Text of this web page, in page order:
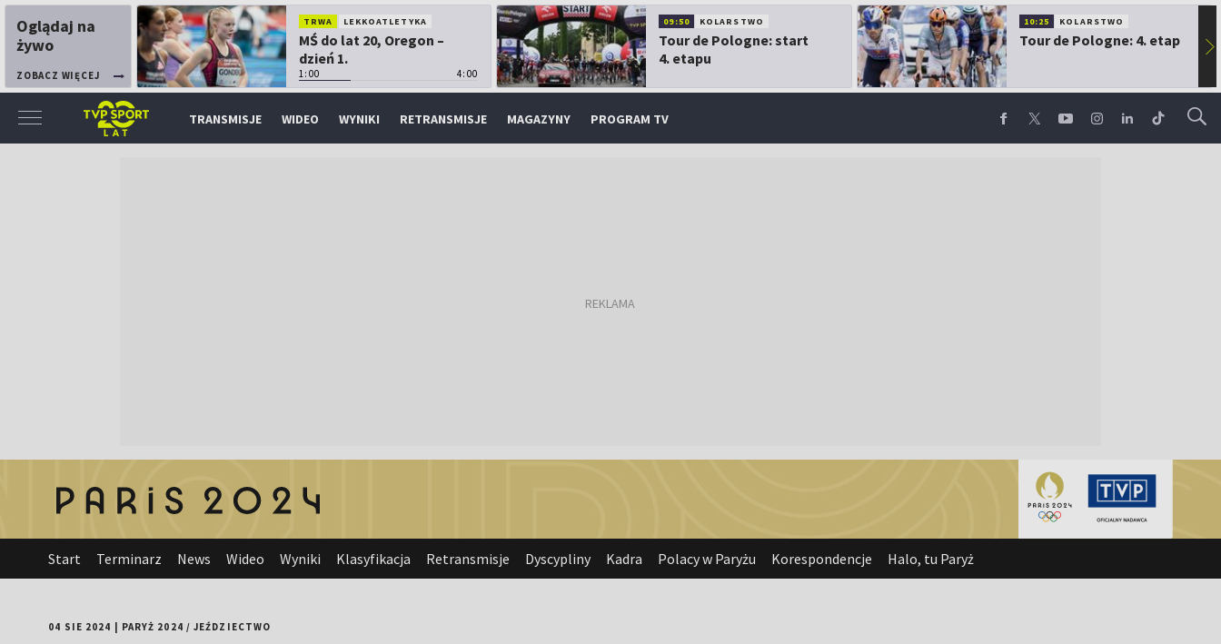
Oglądaj na
żywo
ZOBACZ WIĘCEJ
TRWA LEKKOATLETYKA
MŚ do lat 20, Oregon –
dzień 1.
1:00 4:00
09:50 KOLARSTWO
Tour de Pologne: start
4. etapu
10:25 KOLARSTWO
Tour de Pologne: 4. etap ▶
TRANSMISJE WIDEO WYNIKI RETRANSMISJE MAGAZYNY PROGRAM TV
Start Terminarz News Wideo Wyniki Klasyfikacja Retransmisje Dyscypliny Kadra Polacy w Paryżu Korespondencje Halo, tu Paryż
04 SIE 2024 PARYŻ 2024 /JEŹDZIECTWO